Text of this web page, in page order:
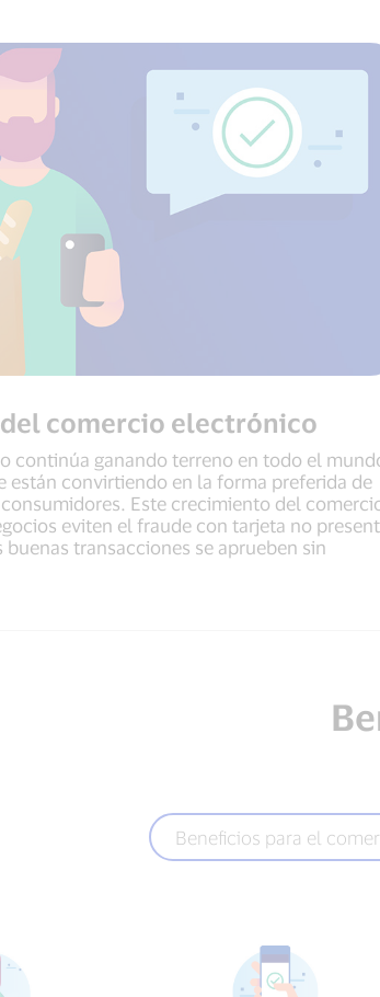
comercio electrónico
continúa ganando terreno en todo el
están convirtiendo en la forma preferida de
Este crecimiento del
eviten el fraude con tarjeta no
buenas transacciones se aprueben sin
Beneficios para el